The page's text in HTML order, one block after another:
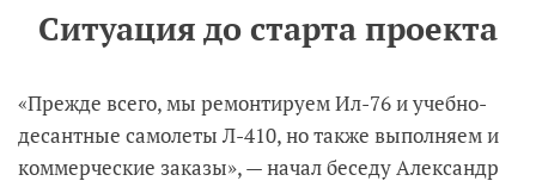
Ситуация до старта проекта
«Прежде всего, мы ремонтируем Ил-76 и учебно-
десантные самолеты Л-410, но также выполняем и
коммерческие заказы», — начал беседу Александр